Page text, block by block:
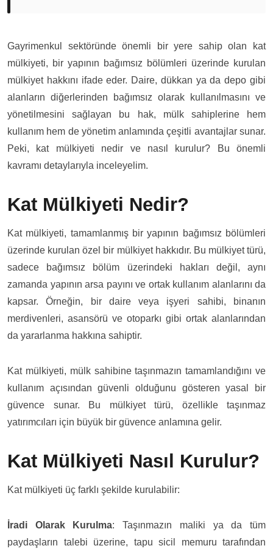
Gayrimenkul sektöründe önemli bir yere sahip olan kat
mülkiyeti, bir yapının bağımsız bölümleri üzerinde kurulan
mülkiyet hakkını ifade eder. Daire, dükkan ya da depo gibi
alanların diğerlerinden bağımsız olarak kullanılmasını ve
yönetilmesini sağlayan bu hak, mülk sahiplerine hem
kullanım hem de yönetim anlamında çeşitli avantajlar sunar.
Peki, kat mülkiyeti nedir ve nasıl kurulur? Bu önemli
kavramı detaylarıyla inceleyelim.
Kat Mülkiyeti Nedir?
Kat mülkiyeti, tamamlanmış bir yapının bağımsız bölümleri
üzerinde kurulan özel bir mülkiyet hakkıdır. Bu mülkiyet türü,
sadece bağımsız bölüm üzerindeki hakları değil, aynı
zamanda yapının arsa payını ve ortak kullanım alanlarını da
kapsar. Örneğin, bir daire veya işyeri sahibi, binanın
merdivenleri, asansörü ve otoparkı gibi ortak alanlarından
da yararlanma hakkına sahiptir.
Kat mülkiyeti, mülk sahibine taşınmazın tamamlandığını ve
kullanım açısından güvenli olduğunu gösteren yasal bir
güvence sunar. Bu mülkiyet türü, özellikle taşınmaz
yatırımcıları için büyük bir güvence anlamına gelir.
Kat Mülkiyeti Nasıl Kurulur?
Kat mülkiyeti üç farklı şekilde kurulabilir:
İradi Olarak Kurulma: Taşınmazın maliki ya da tüm
paydaşların talebi üzerine, tapu sicil memuru tarafından